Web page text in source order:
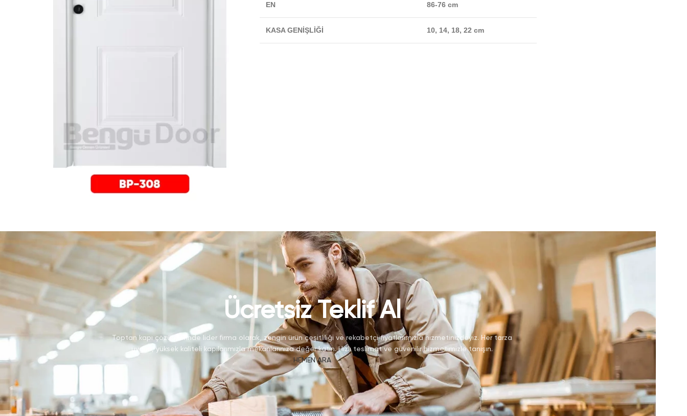
EN 86-76 cm
KASA GENİŞLİĞİ 10, 14, 18, 22 cm
Ücretsiz Teklif Al
Toptan kapı çözümlerinde lider firma olarak, zengin ürün çeşitliliği ve rekabetçi fiyatlarımızla hizmetinizdeyiz. Her tarza
uygun, yüksek kaliteli kapılarımızla mekanlarınıza değer katın. Hızlı teslimat ve güvenilir hizmetimizle tanışın.
HEMEN ARA